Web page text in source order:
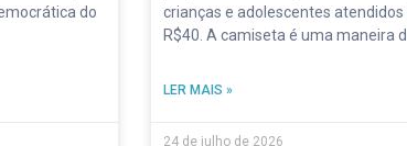
do
crianças e adolescentes
R$40. A camiseta é uma maneira
LER MAIS »
24 de julho de 2026